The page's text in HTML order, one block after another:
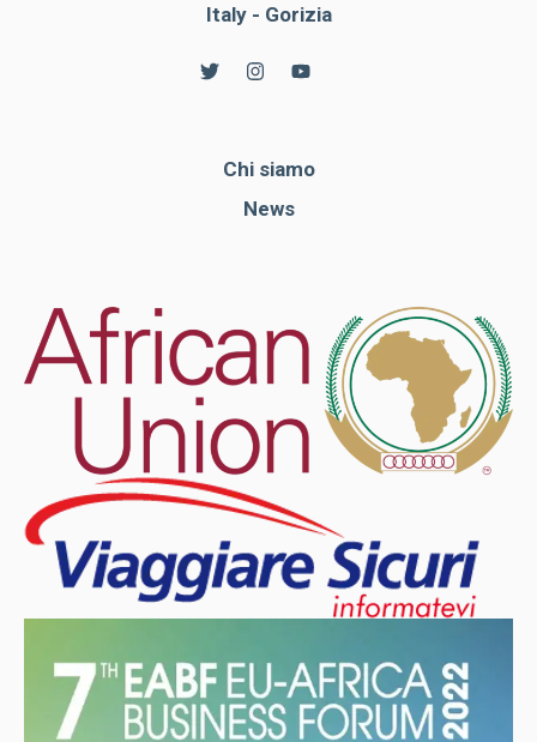
Italy - Gorizia
Chi siamo
News